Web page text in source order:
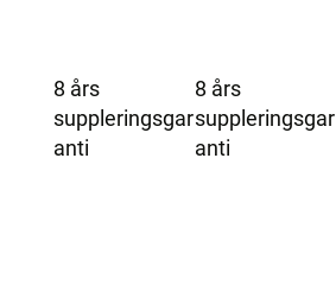
8 års
suppleringsgar
anti
8 års
suppleringsgar
anti